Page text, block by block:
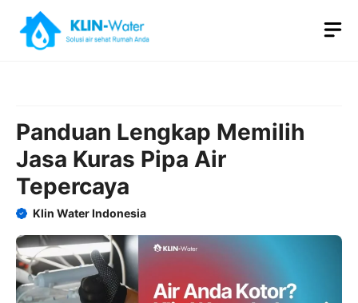
content
Panduan Lengkap Memilih
Jasa Kuras Pipa Air
Tepercaya
Klin Water Indonesia